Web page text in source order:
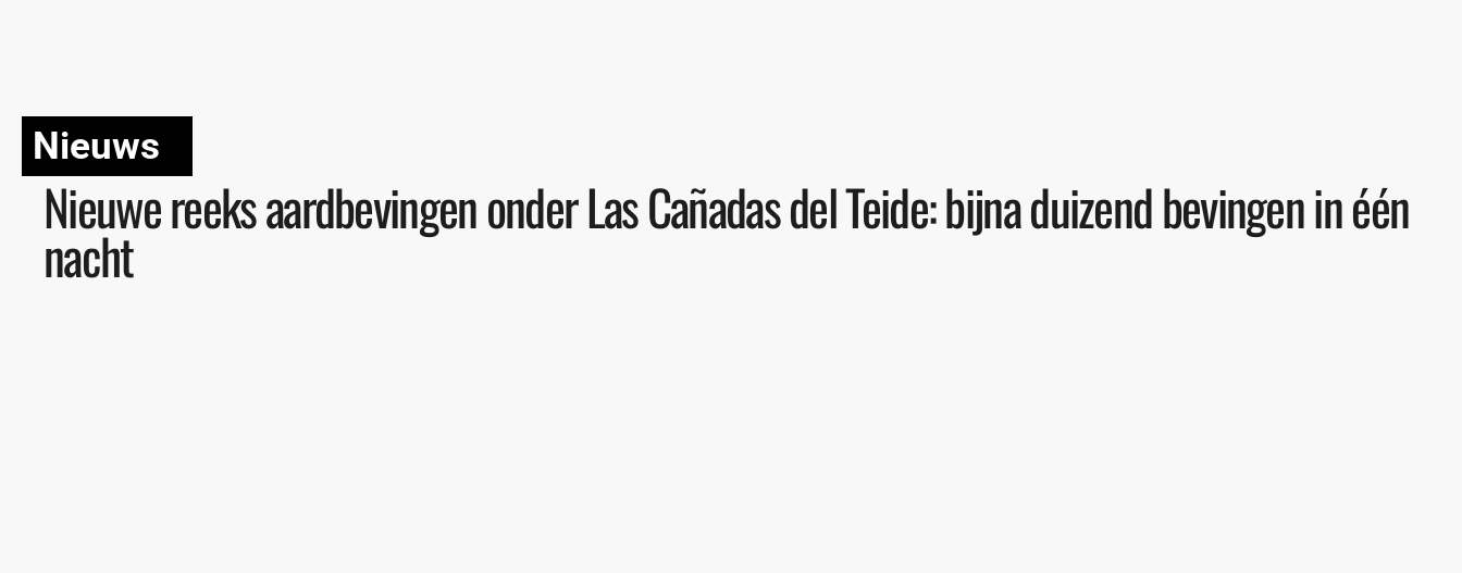
Nieuws
Nieuwe reeks aardbevingen onder Las Cañadas del Teide: bijna duizend bevingen in één
nacht